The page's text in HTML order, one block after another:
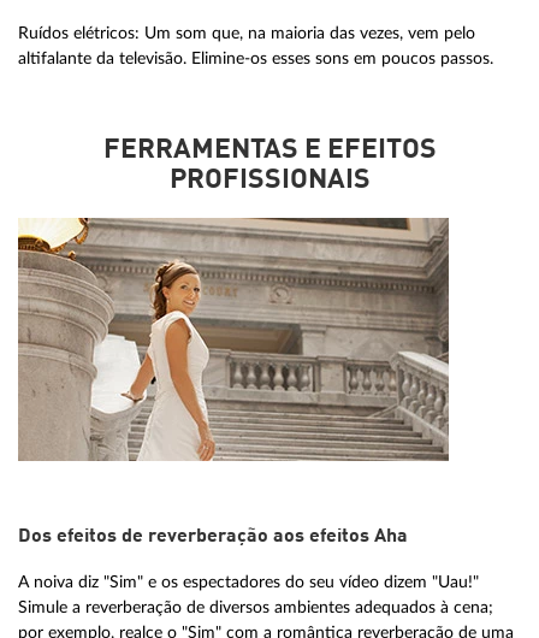
Ruídos elétricos: Um som que, na maioria das vezes, vem pelo
altifalante da televisão. Elimine-os esses sons em poucos passos.
FERRAMENTAS E EFEITOS
PROFISSIONAIS
Dos efeitos de reverberação aos efeitos Aha
A noiva diz "Sim" e os espectadores do seu vídeo dizem "Uau!"
Simule a reverberação de diversos ambientes adequados à cena;
por exemplo, realce o "Sim" com a romântica reverberação de uma